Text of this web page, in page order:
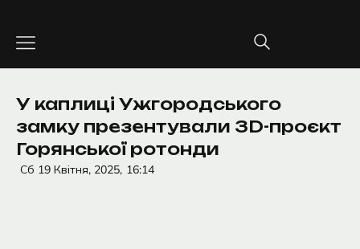
вмісту
У каплиці Ужгородського
замку презентували 3D-проєкт
Горянської ротонди
Сб 19 Квітня, 2025, 16:14